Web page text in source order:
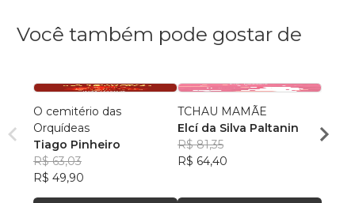
Você também pode gostar de
O cemitério das
Orquídeas
Tiago Pinheiro
R$ 63,03
R$ 49,90
TCHAU MAMÃE
Elcí da Silva Paltanin
R$ 81,35
R$ 64,40
DE